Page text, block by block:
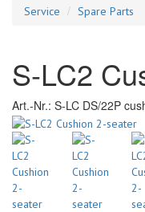
Service Spare Parts
S-LC2
Art.-Nr.: S-LC DS/22P